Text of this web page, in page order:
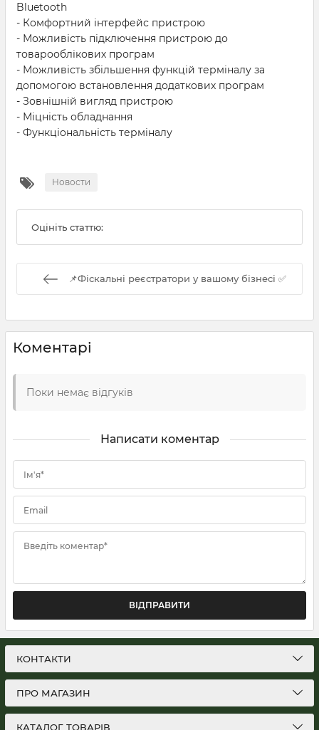
Bluetooth
- Комфортний інтерфейс пристрою
- Можливість підключення пристрою до
товарооблікових програм
- Можливість збільшення функцій терміналу за
допомогою встановлення додаткових програм
- Зовнішній вигляд пристрою
- Міцність обладнання
- Функціональність терміналу
Новости
Оцініть статтю:
📌Фіскальні реєстратори у вашому бізнесі ✅
Коментарі
Поки немає відгуків
Написати коментар
Ім'я*
Email
Введіть коментар*
ВІДПРАВИТИ
КОНТАКТИ
ПРО МАГАЗИН
КАТАЛОГ ТОВАРІВ